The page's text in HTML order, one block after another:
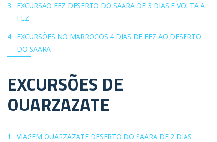
EXCURSÃO FEZ DESERTO DO SAARA DE 3 DIAS E VOLTA A
FEZ
EXCURSÕES NO MARROCOS 4 DIAS DE FEZ AO DESERTO
DO SAARA
EXCURSÕES DE
OUARZAZATE
VIAGEM OUARZAZATE DESERTO DO SAARA DE 2 DIAS